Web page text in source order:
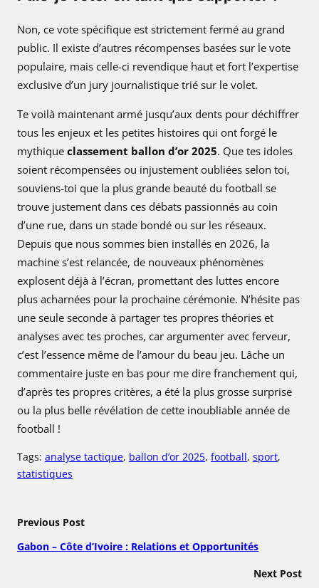
Non, ce vote spécifique est strictement fermé au grand
public. Il existe d’autres récompenses basées sur le vote
populaire, mais celle-ci revendique haut et fort l’expertise
exclusive d’un jury journalistique trié sur le volet.
Te voilà maintenant armé jusqu’aux dents pour déchiffrer
tous les enjeux et les petites histoires qui ont forgé le
mythique classement ballon d’or 2025. Que tes idoles
soient récompensées ou injustement oubliées selon toi,
souviens-toi que la plus grande beauté du football se
trouve justement dans ces débats passionnés au coin
d’une rue, dans un stade bondé ou sur les réseaux.
Depuis que nous sommes bien installés en 2026, la
machine s’est relancée, de nouveaux phénomènes
explosent déjà à l’écran, promettant des luttes encore
plus acharnées pour la prochaine cérémonie. N’hésite pas
une seule seconde à partager tes propres théories et
analyses avec tes proches, car argumenter avec ferveur,
c’est l’essence même de l’amour du beau jeu. Lâche un
commentaire juste en bas pour me dire franchement qui,
d’après tes propres critères, a été la plus grosse surprise
ou la plus belle révélation de cette inoubliable année de
football !
Tags: analyse tactique, ballon d’or 2025, football, sport
statistiques
Previous Post
Gabon – Côte d’Ivoire : Relations et Opportunités
Next Post